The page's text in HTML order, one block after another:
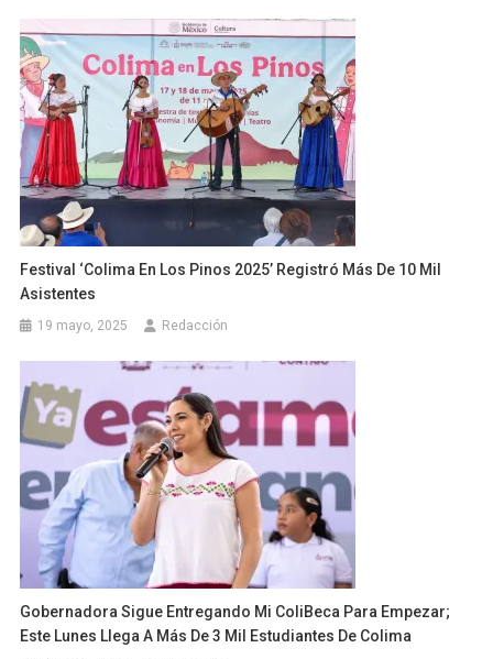
Festival ‘Colima En Los Pinos 2025’ Registró Más De 10 Mil
Asistentes
19 mayo, 2025 Redacción
Gobernadora Sigue Entregando Mi ColiBeca Para Empezar;
Este Lunes Llega A Más De 3 Mil Estudiantes De Colima